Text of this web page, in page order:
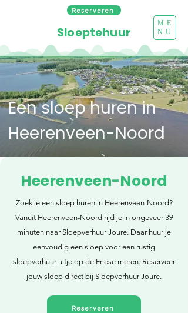
Reserveren
ME
NU
Sloeptehuur
Een sloep huren in
Heerenveen-Noord
Heerenveen-Noord
Zoek je een sloep huren in Heerenveen-Noord?
Vanuit Heerenveen-Noord rijd je in ongeveer 39
minuten naar Sloepverhuur Joure. Daar huur je
eenvoudig een sloep voor een rustig
sloepverhuur uitje op de Friese meren. Reserveer
jouw sloep direct bij Sloepverhuur Joure.
Reserveren